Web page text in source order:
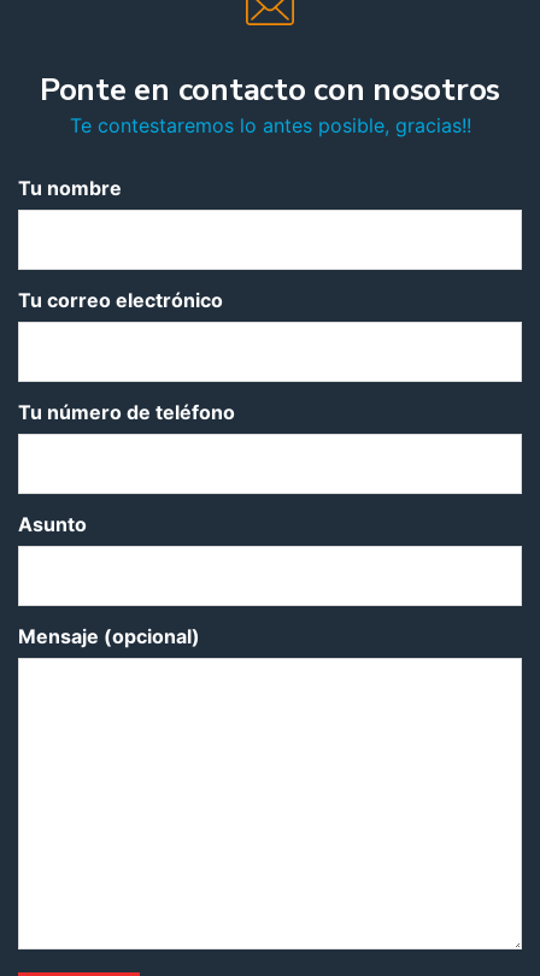
Ponte en contacto con nosotros
Te contestaremos lo antes posible, gracias!!
Tu nombre
Tu correo electrónico
Tu número de teléfono
Asunto
Mensaje (opcional)